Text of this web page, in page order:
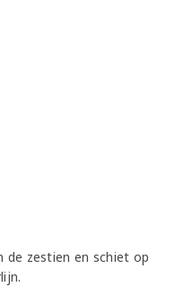
de zestien en schiet op